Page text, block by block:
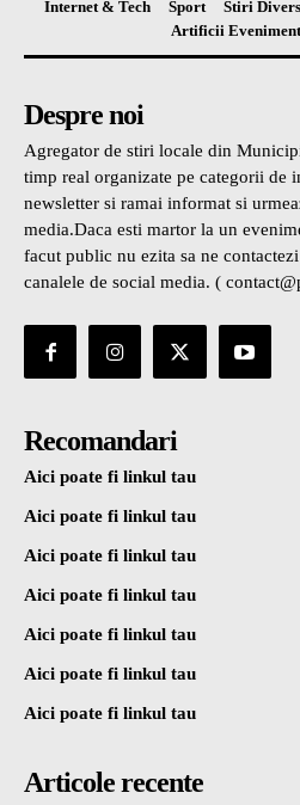
Internet & Tech
Sport Stiri
Artificii
Despre noi
Agregator de stiri locale din
timp real organizate pe categorii de
newsletter si ramai informat si
media.Daca esti martor la un
facut public nu ezita sa ne
canalele de social media. (
Recomandari
Aici poate fi linkul tau
Aici poate fi linkul tau
Aici poate fi linkul tau
Aici poate fi linkul tau
Aici poate fi linkul tau
Aici poate fi linkul tau
Aici poate fi linkul tau
Articole recente